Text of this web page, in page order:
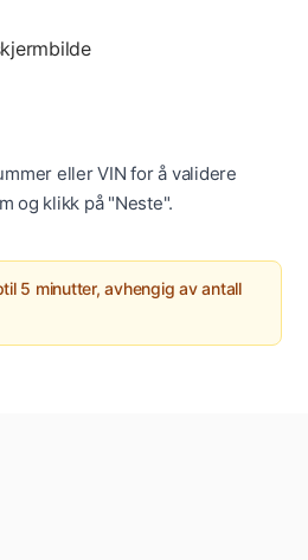
eller VIN for å validere
og klikk på "Neste".
5 minutter, avhengig av antall